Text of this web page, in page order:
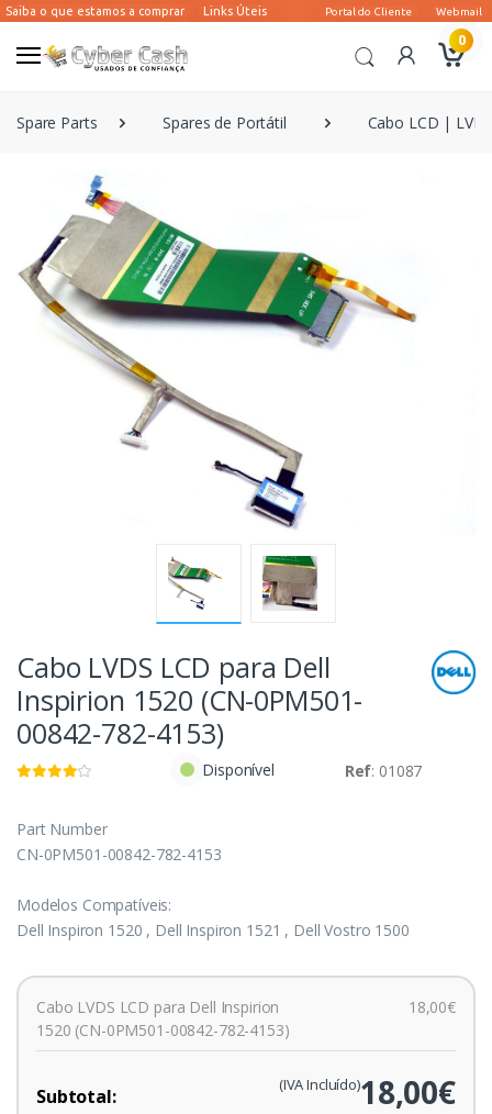
0
Spare Parts Spares de Portátil Cabo LCD |
Cabo LVDS LCD para Dell
Inspirion 1520 (CN-0PM501-
00842-782-4153)
Disponível Ref: 01087
Part Number
CN-0PM501-00842-782-4153
Modelos Compatíveis:
Dell Inspiron 1520 , Dell Inspiron 1521 , Dell Vostro 1500
Cabo LVDS LCD para Dell Inspirion
1520 (CN-0PM501-00842-782-4153)
18,00€
Subtotal: 18,00€
(IVA Incluído)